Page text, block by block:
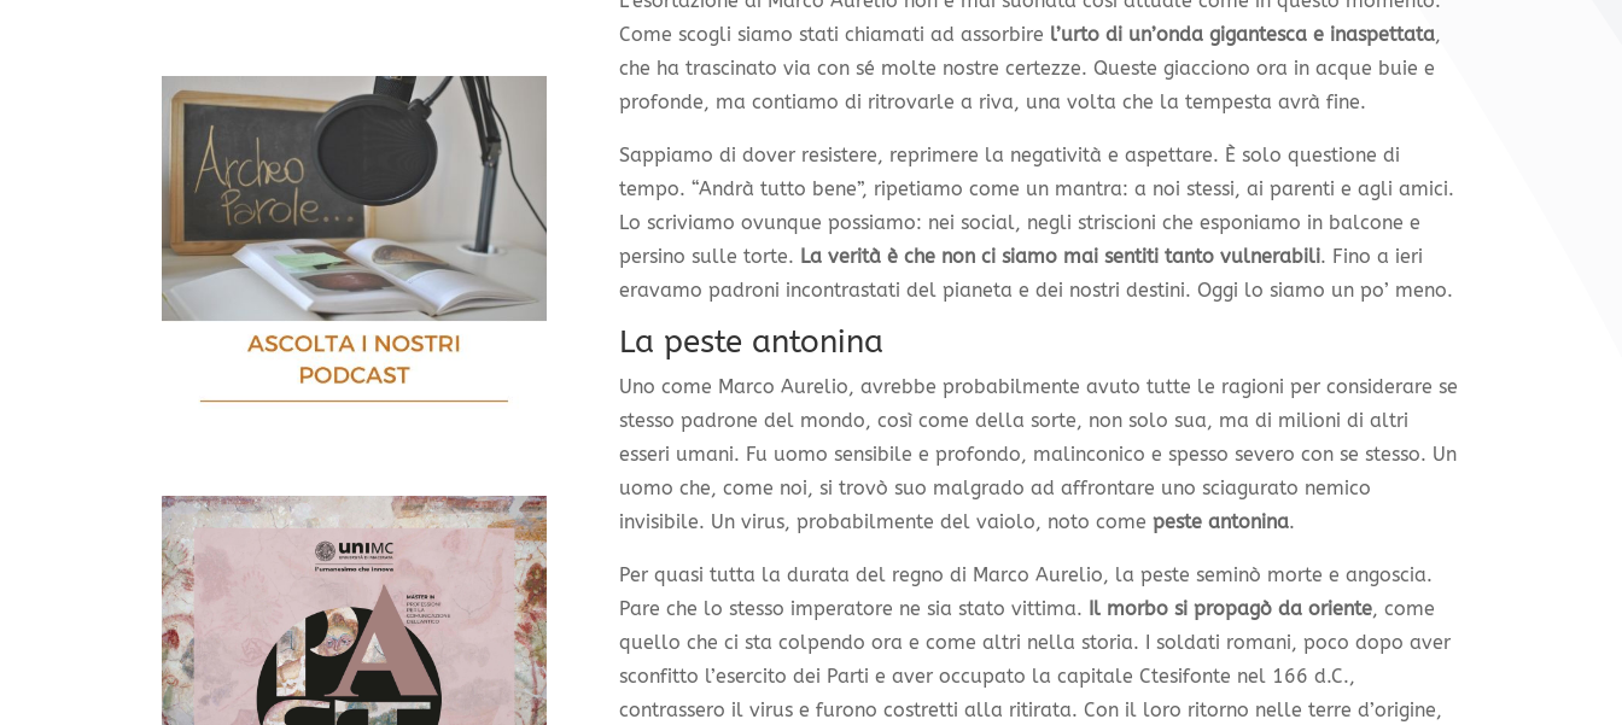
Come scogli siamo stati chiamati ad assorbire l’urto di un’onda gigantesca e inaspettata,
che ha trascinato via con sé molte nostre certezze. Queste giacciono ora in acque buie e
profonde, ma contiamo di ritrovarle a riva, una volta che la tempesta avrà fine.
Sappiamo di dover resistere, reprimere la negatività e aspettare. È solo questione di
tempo. “Andrà tutto bene”, ripetiamo come un mantra: a noi stessi, ai parenti e agli amici.
Lo scriviamo ovunque possiamo: nei social, negli striscioni che esponiamo in balcone e
persino sulle torte. La verità è che non ci siamo mai sentiti tanto vulnerabili. Fino a ieri
eravamo padroni incontrastati del pianeta e dei nostri destini. Oggi lo siamo un po’ meno.
La peste antonina
Uno come Marco Aurelio, avrebbe probabilmente avuto tutte le ragioni per considerare se
stesso padrone del mondo, così come della sorte, non solo sua, ma di milioni di altri
esseri umani. Fu uomo sensibile e profondo, malinconico e spesso severo con se stesso. Un
uomo che, come noi, si trovò suo malgrado ad affrontare uno sciagurato nemico
invisibile. Un virus, probabilmente del vaiolo, noto come peste antonina.
Per quasi tutta la durata del regno di Marco Aurelio, la peste seminò morte e angoscia.
Pare che lo stesso imperatore ne sia stato vittima. Il morbo si propagò da oriente, come
quello che ci sta colpendo ora e come altri nella storia. I soldati romani, poco dopo aver
sconfitto l’esercito dei Parti e aver occupato la capitale Ctesifonte nel 166 d.C.,
contrassero il virus e furono costretti alla ritirata. Con il loro ritorno nelle terre d’origine,